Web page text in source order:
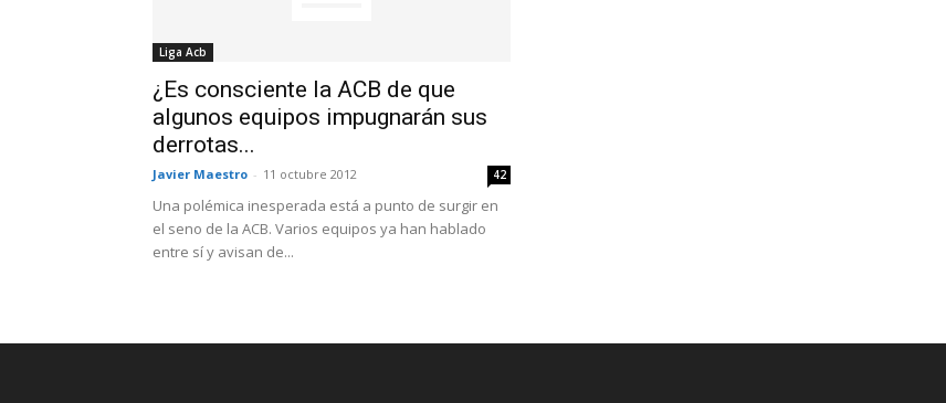
Liga Acb
¿Es consciente la ACB de que
algunos equipos impugnarán sus
derrotas...
Javier Maestro - 11 octubre 2012 42
Una polémica inesperada está a punto de surgir en
el seno de la ACB. Varios equipos ya han hablado
entre sí y avisan de...